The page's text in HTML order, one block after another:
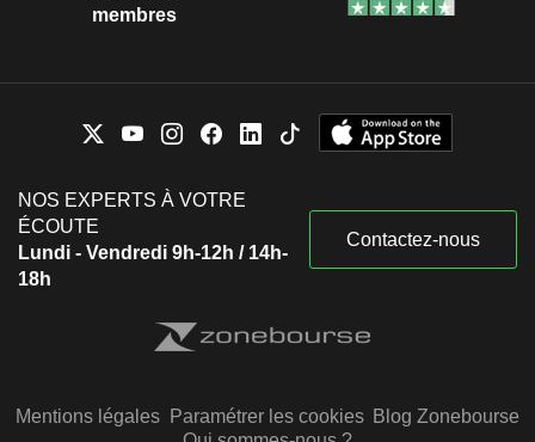
membres
NOS EXPERTS À VOTRE
ÉCOUTE
Lundi - Vendredi 9h-12h / 14h-
18h
Contactez-nous
Mentions légales Paramétrer les cookies Blog Zonebourse